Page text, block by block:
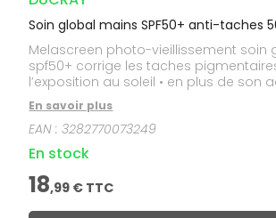
Soin global mains SPF50+ anti-taches
Melascreen photo-vieillissement soin
spf50+ corrige les taches
l’exposition au soleil • en plus de son
taches brunes, il assure une protection
maximale grâce à un système filtrant
formule à base d’acide hyaluronique
hydrate la peau qui retrouve ainsi
fermeté
En savoir plus
EAN :3282770073249
En stock
18,99 € TTC